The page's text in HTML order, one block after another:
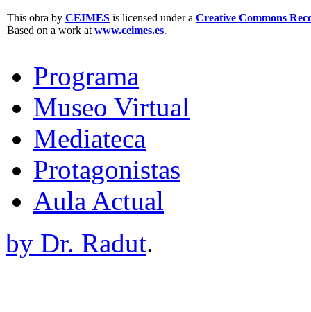
This obra by CEIMES is licensed under a Creative Commons
Based on a work at www.ceimes.es.
Programa
Museo Virtual
Mediateca
Protagonistas
Aula Actual
by Dr. Radut.